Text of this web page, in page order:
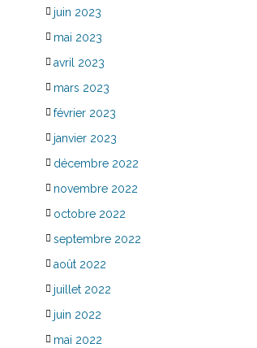
juin 2023
mai 2023
avril 2023
mars 2023
février 2023
janvier 2023
décembre 2022
novembre 2022
octobre 2022
septembre 2022
août 2022
juillet 2022
juin 2022
mai 2022